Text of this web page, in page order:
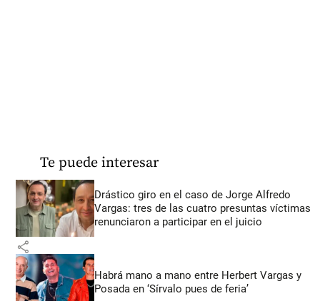
Te puede interesar
Drástico giro en el caso de Jorge Alfredo
Vargas: tres de las cuatro presuntas víctimas
renunciaron a participar en el juicio
share
Habrá mano a mano entre Herbert Vargas y
Posada en ‘Sírvalo pues de feria’